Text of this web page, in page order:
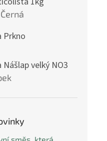
je 5 z 5 hvězdiček.
Prkno
je 5 z 5 hvězdiček.
velký NO3
je 5 z 5 hvězdiček.